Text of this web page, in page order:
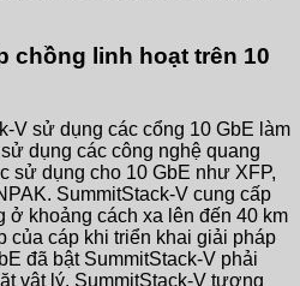
chồng linh hoạt trên 10
V sử dụng các cổng 10 GbE làm
dụng các công nghệ quang
sử dụng cho 10 GbE như XFP,
SummitStack-V cung cấp
ở khoảng cách xa lên đến 40 km
của cáp khi triển khai giải pháp
đã bật SummitStack-V phải
vật lý. SummitStack-V tương